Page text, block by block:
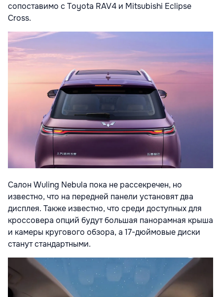
сопоставимо с Toyota RAV4 и Mitsubishi Eclipse
Cross.
Салон Wuling Nebula пока не рассекречен, но
известно, что на передней панели установят два
дисплея. Также известно, что среди доступных для
кроссовера опций будут большая панорамная крыша
и камеры кругового обзора, а 17-дюймовые диски
станут стандартными.